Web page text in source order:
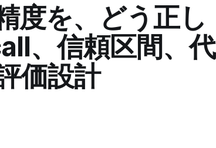
度を、どう正し
、信頼区間、代
価設計